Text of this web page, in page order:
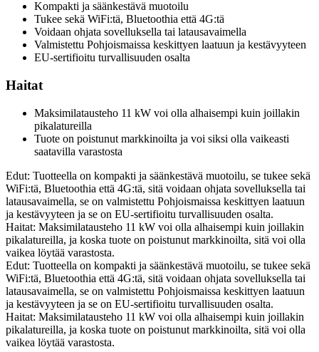
Kompakti ja säänkestävä muotoilu
Tukee sekä WiFi:tä, Bluetoothia että 4G:tä
Voidaan ohjata sovelluksella tai latausavaimella
Valmistettu Pohjoismaissa keskittyen laatuun ja kestävyyteen
EU-sertifioitu turvallisuuden osalta
Haitat
Maksimilatausteho 11 kW voi olla alhaisempi kuin joillakin
pikalatureilla
Tuote on poistunut markkinoilta ja voi siksi olla vaikeasti
saatavilla varastosta
Edut: Tuotteella on kompakti ja säänkestävä muotoilu, se tukee sekä
WiFi:tä, Bluetoothia että 4G:tä, sitä voidaan ohjata sovelluksella tai
latausavaimella, se on valmistettu Pohjoismaissa keskittyen laatuun
ja kestävyyteen ja se on EU-sertifioitu turvallisuuden osalta.
Haitat: Maksimilatausteho 11 kW voi olla alhaisempi kuin joillakin
pikalatureilla, ja koska tuote on poistunut markkinoilta, sitä voi olla
vaikea löytää varastosta.
Edut: Tuotteella on kompakti ja säänkestävä muotoilu, se tukee sekä
WiFi:tä, Bluetoothia että 4G:tä, sitä voidaan ohjata sovelluksella tai
latausavaimella, se on valmistettu Pohjoismaissa keskittyen laatuun
ja kestävyyteen ja se on EU-sertifioitu turvallisuuden osalta.
Haitat: Maksimilatausteho 11 kW voi olla alhaisempi kuin joillakin
pikalatureilla, ja koska tuote on poistunut markkinoilta, sitä voi olla
vaikea löytää varastosta.